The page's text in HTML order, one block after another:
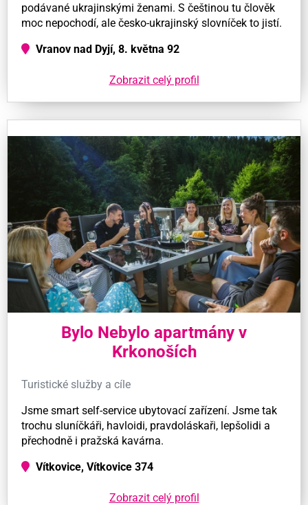
podávané ukrajinskými ženami. S češtinou tu člověk
moc nepochodí, ale česko-ukrajinský slovníček to jistí.
Vranov nad Dyjí, 8. května 92
Zobrazit celý profil
Bylo Nebylo apartmány v
Krkonoších
Turistické služby a cíle
Jsme smart self-service ubytovací zařízení. Jsme tak
trochu sluníčkáři, havloidi, pravdoláskaři, lepšolidi a
přechodně i pražská kavárna.
Vítkovice, Vítkovice 374
Zobrazit celý profil